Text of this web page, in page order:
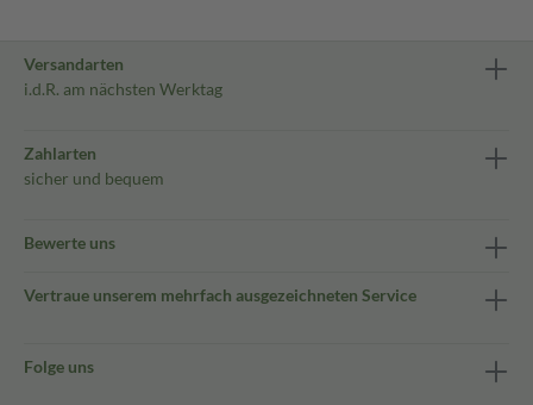
Versandarten
i.d.R. am nächsten Werktag
Zahlarten
sicher und bequem
Bewerte uns
Vertraue unserem mehrfach ausgezeichneten Service
Folge uns